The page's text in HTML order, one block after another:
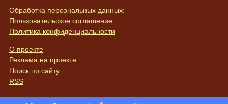
Обработка персональных данных:
Пользовательское соглашение
Политика конфиденциальности
О проекте
Реклама на проекте
Поиск по сайту
RSS